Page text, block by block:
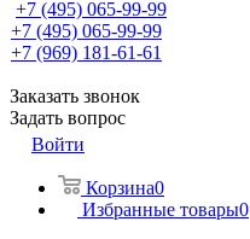
+7 (495) 065-99-99
+7 (495) 065-99-99
+7 (969) 181-61-61
Заказать звонок
Задать вопрос
Войти
Корзина0
Избранные товары0